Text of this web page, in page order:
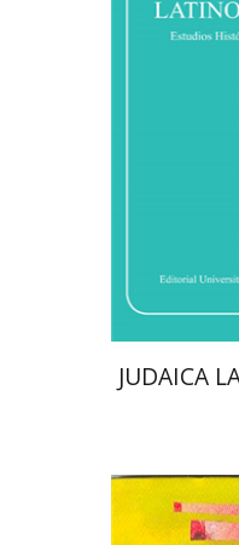
JUDAICA